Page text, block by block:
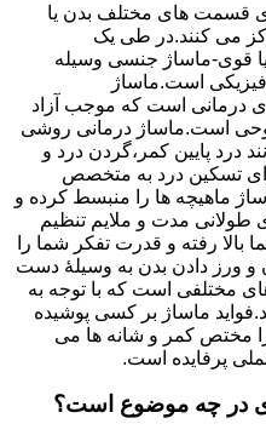
قسمت های مختلف بدن یا
می کنند.در طی یک
قوی-ماساژ جنسی وسیله
است.ماساژ
درمانی است که موجب آزاد
است.ماساژ درمانی روشی
درد پایین کمر،گردن درد و
تسکین درد به متخصص
ماهیچه ها را منبسط کرده و
مدت و ملایم تنظیم
بالا رفته و قدرت تفکر شما را
و ورز دادن بدن به وسیلۀ دست
مختلفی است که با توجه به
ماساژ بر کسی پوشیده
را مختص کمر و شانه ها می
پرفایده است.
در چه موضوع است؟